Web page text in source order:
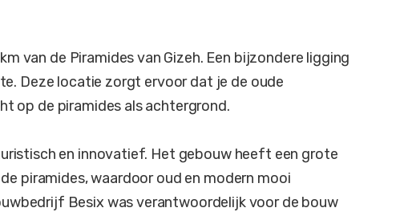
van de Piramides van Gizeh. Een bijzondere ligging
Deze locatie zorgt ervoor dat je de oude
op de piramides als achtergrond.
en innovatief. Het gebouw heeft een grote
piramides, waardoor oud en modern mooi
Besix was verantwoordelijk voor de bouw